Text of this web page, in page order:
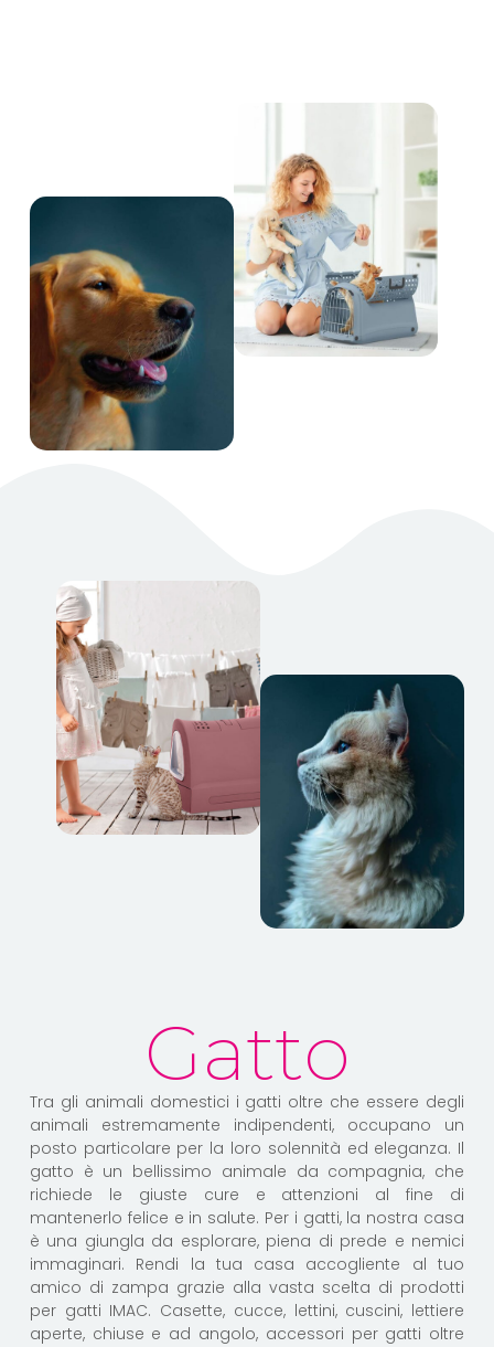
Gatto
Tra gli animali domestici i gatti oltre che essere degli
animali estremamente indipendenti, occupano un
posto particolare per la loro solennità ed eleganza. Il
gatto è un bellissimo animale da compagnia, che
richiede le giuste cure e attenzioni al fine di
mantenerlo felice e in salute. Per i gatti, la nostra casa
è una giungla da esplorare, piena di prede e nemici
immaginari. Rendi la tua casa accogliente al tuo
amico di zampa grazie alla vasta scelta di prodotti
per gatti IMAC. Casette, cucce, lettini, cuscini, lettiere
aperte, chiuse e ad angolo, accessori per gatti oltre